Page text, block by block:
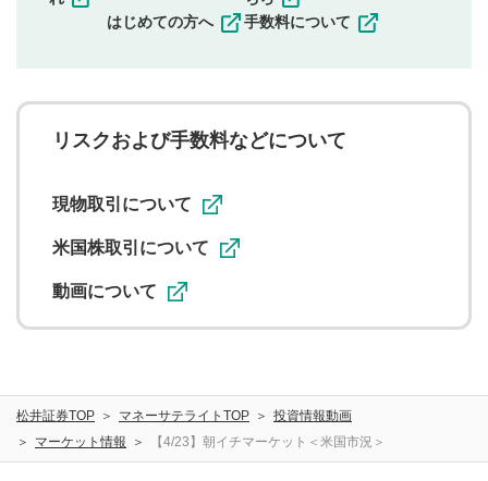
一度投稿した評価およびコメントの変更・削除はできま
ことを承諾したものとします。また、利用者は、コメント
に関する著作者人格権を行使しないことに同意します。利
用者が投稿したコメントは、当社サービスの広告・宣伝、
ることがあります。
はじめての方へ
手数料について
リスクおよび手数料などについて
現物取引について
米国株取引について
動画について
松井証券TOP マネーサテライトTOP
投資情報動画
マーケット情報
【4/23】朝イチマーケット＜米国市況＞